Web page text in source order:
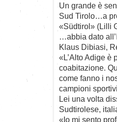
Un grande è
Sud Tirolo…a
«Südtirol» (Lilli
…abbia dato
Klaus Dibiasi,
«L’Alto Adige è
coabitazione.
come fanno i
campioni
Lei una volta
Sudtirolese,
«Io mi sento